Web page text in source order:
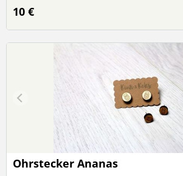
dich! Produktmaße Breite: ca. 28 mm
10 €
Ohrstecker Ananas